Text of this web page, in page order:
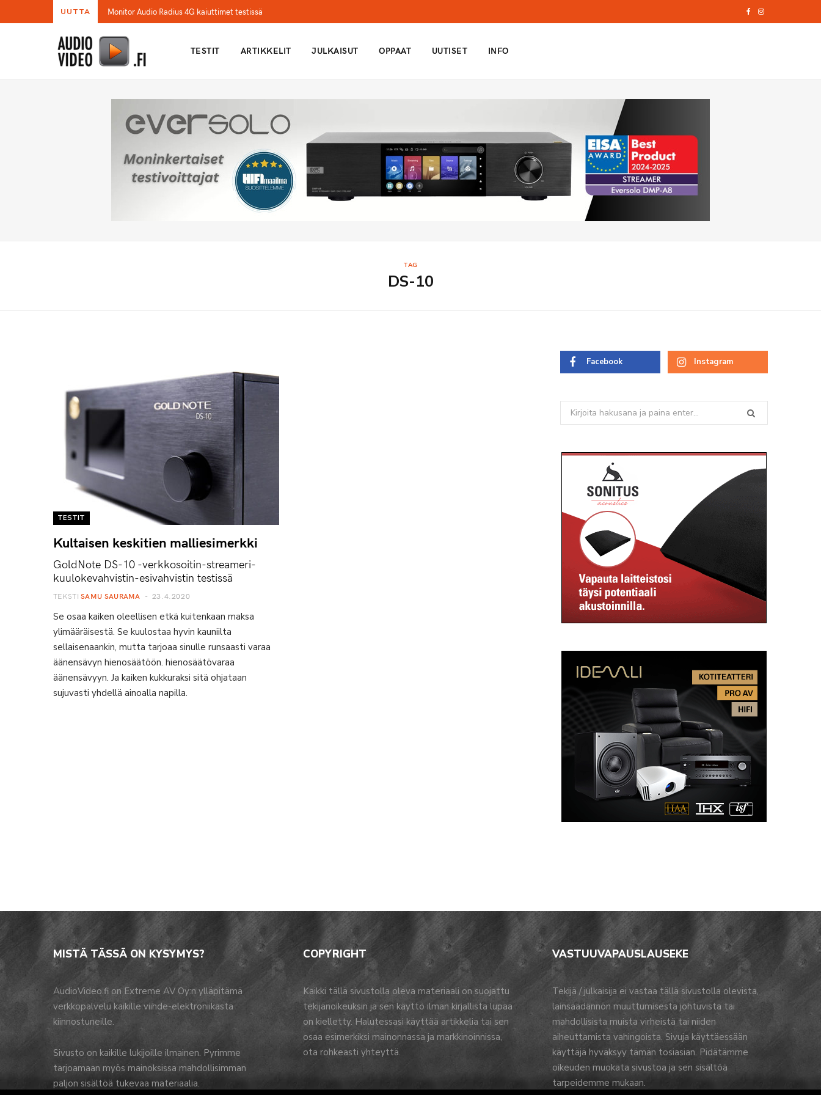
UUTTA Monitor Audio Radius 4G kaiuttimet testissä I
TESTIT ARTIKKELIT JULKAISUT OPPAAT UUTISET INFO
TAG
DS-10
TESTIT
Kultaisen keskitien malliesimerkki
GoldNote DS-10 -verkkosoitin-streameri-
kuulokevahvistin-esivahvistin testissä
TEKSTI SAMU SAURAMA 23.4.2020
Se osaa kaiken oleellisen etkä kuitenkaan maksa
ylimääräisestä. Se kuulostaa hyvin kauniilta
sellaisenaankin, mutta tarjoaa sinulle runsaasti varaa
äänensävyn hienosäätöön. hienosäätövaraa
äänensävyyn. Ja kaiken kukkuraksi sitä ohjataan
sujuvasti yhdellä ainoalla napilla.
Facebook Instagram
Search
for:
MISTÄ TÄSSÄ ON KYSYMYS?
AudioVideo.fi on Extreme AV Oy:n ylläpitämä
verkkopalvelu kaikille viihde-elektroniikasta
kiinnostuneille.
Sivusto on kaikille lukijoille ilmainen. Pyrimme
tarjoamaan myös mainoksissa mahdollisimman
paljon sisältöä tukevaa materiaalia.
COPYRIGHT
Kaikki tällä sivustolla oleva materiaali on suojattu
tekijänoikeuksin ja sen käyttö ilman kirjallista lupaa
on kielletty. Halutessasi käyttää artikkelia tai sen
osaa esimerkiksi mainonnassa ja markkinoinnissa,
ota rohkeasti yhteyttä.
VASTUUVAPAUSLAUSEKE
Tekijä / julkaisija ei vastaa tällä sivustolla olevista,
lainsäädännön muuttumisesta johtuvista tai
mahdollisista muista virheistä tai niiden
aiheuttamista vahingoista. Sivuja käyttäessään
käyttäjä hyväksyy tämän tosiasian. Pidätämme
oikeuden muokata sivustoa ja sen sisältöä
tarpeidemme mukaan.